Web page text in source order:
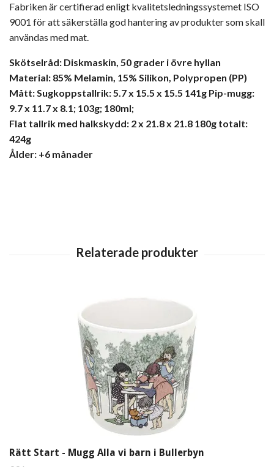
Fabriken är certifierad enligt kvalitetsledningssystemet ISO
9001 för att säkerställa god hantering av produkter som skall
användas med mat.
Skötselråd: Diskmaskin, 50 grader i övre hyllan
Material: 85% Melamin, 15% Silikon, Polypropen (PP)
Mått: Sugkoppstallrik: 5.7 x 15.5 x 15.5 141g Pip-mugg:
9.7 x 11.7 x 8.1; 103g; 180ml;
Flat tallrik med halkskydd: 2 x 21.8 x 21.8 180g totalt:
424g
Ålder: +6 månader
Rätt Start - Mugg Alla vi barn i Bullerbyn